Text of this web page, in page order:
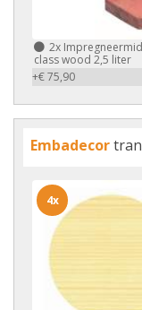
2x
class wood 2,5 liter
+€ 75,90
Embadecor
4x